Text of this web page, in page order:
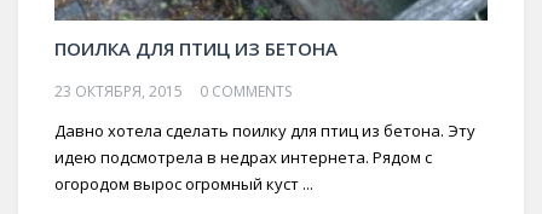
ПОИЛКА ДЛЯ ПТИЦ ИЗ БЕТОНА
23 ОКТЯБРЯ, 2015 0 COMMENTS
Давно хотела сделать поилку для птиц из бетона. Эту
идею подсмотрела в недрах интернета. Рядом с
огородом вырос огромный куст ...